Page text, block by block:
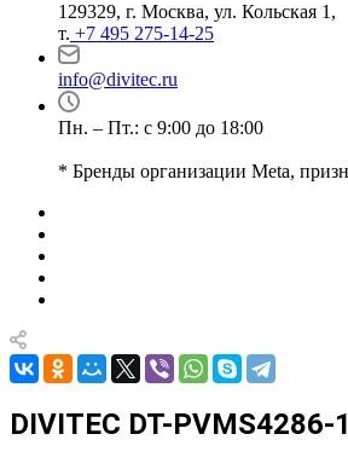
129329, г. Москва, ул. Кольская 1,
т. +7 495 275-14-25
info@divitec.ru
Пн. – Пт.: с 9:00 до 18:00
* Бренды организации Meta,
DIVITEC DT-